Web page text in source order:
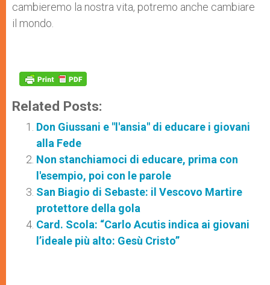
cambieremo la nostra vita, potremo anche cambiare
il mondo.
Related Posts:
Don Giussani e "l'ansia" di educare i giovani
alla Fede
Non stanchiamoci di educare, prima con
l'esempio, poi con le parole
San Biagio di Sebaste: il Vescovo Martire
protettore della gola
Card. Scola: “Carlo Acutis indica ai giovani
l’ideale più alto: Gesù Cristo”